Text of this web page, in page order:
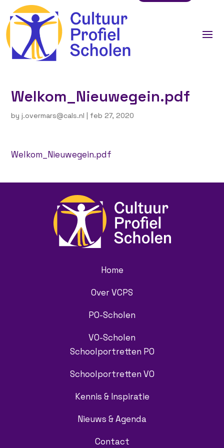
Welkom_Nieuwegein.pdf
by j.overmars@cals.nl |feb 27, 2020
Welkom_Nieuwegein.pdf
Home
Over VCPS
PO-Scholen
VO-Scholen
Schoolportretten PO
Schoolportretten VO
Kennis & Inspiratie
Nieuws & Agenda
Contact